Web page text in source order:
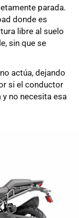
parada.
donde es
libre al suelo
sin que se
actúa, dejando
si el conductor
no necesita esa